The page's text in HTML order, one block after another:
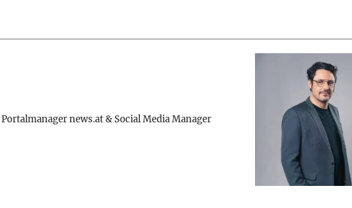
Portalmanager news.at & Social Media Manager